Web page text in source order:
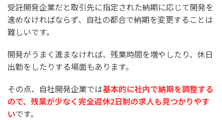
受託開発企業だと取引先に指定された納期に応じて開発を
進めなければならず、自社の都合で納期を変更することは
難しいです。
開発がうまく進まなければ、残業時間を増やしたり、休日
出勤をしたりする場面もあります。
その点、自社開発企業では基本的に社内で納期を調整する
ので、残業が少なく完全週休2日制の求人も見つかりやす
いです。